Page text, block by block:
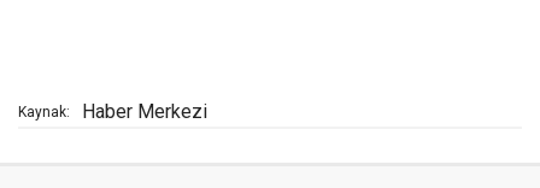
Kaynak: Haber Merkezi